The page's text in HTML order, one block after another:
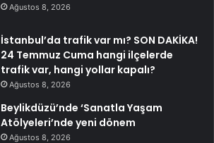
Ağustos 8, 2026
İstanbul’da trafik var mı? SON DAKİKA!
24 Temmuz Cuma hangi ilçelerde
trafik var, hangi yollar kapalı?
Ağustos 8, 2026
Beylikdüzü’nde ‘Sanatla Yaşam
Atölyeleri’nde yeni dönem
Ağustos 8, 2026